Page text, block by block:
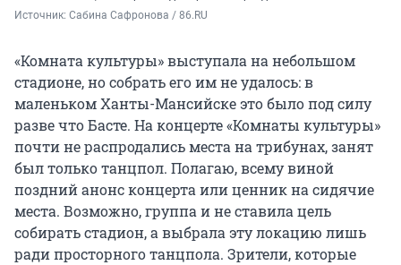
Источник: Сабина Сафронова / 86.RU
«Комната культуры» выступала на небольшом
стадионе, но собрать его им не удалось: в
маленьком Ханты-Мансийске это было под силу
разве что Басте. На концерте «Комнаты культуры»
почти не распродались места на трибунах, занят
был только танцпол. Полагаю, всему виной
поздний анонс концерта или ценник на сидячие
места. Возможно, группа и не ставила цель
собирать стадион, а выбрала эту локацию лишь
ради просторного танцпола. Зрители, которые